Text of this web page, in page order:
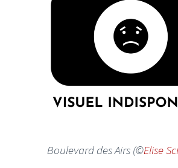
Boulevard des Airs (©Elise